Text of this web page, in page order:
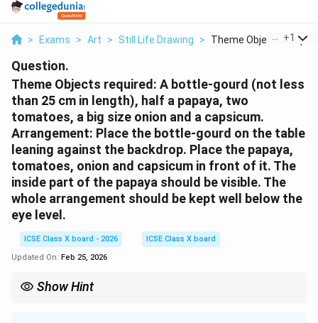
> Exams > Art > Still Life Drawing > Theme Objects +1
Question.
Theme Objects required: A bottle-gourd (not less
than 25 cm in length), half a papaya, two
tomatoes, a big size onion and a capsicum.
Arrangement: Place the bottle-gourd on the table
leaning against the backdrop. Place the papaya,
tomatoes, onion and capsicum in front of it. The
inside part of the papaya should be visible. The
whole arrangement should be kept well below the
eye level.
ICSE Class X board - 2026
ICSE Class X board
Updated On: Feb 25, 2026
Show Hint